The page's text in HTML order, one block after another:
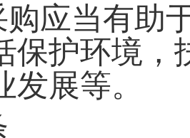
购应当有助
保护环境，
展等。